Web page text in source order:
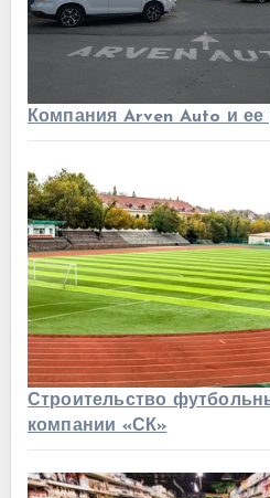
Компания Arven Auto и ее
Строительство
компании «СК»